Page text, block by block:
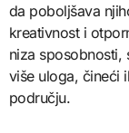
da poboljšava
kreativnost i
niza sposobnosti,
više uloga, čineći
području.